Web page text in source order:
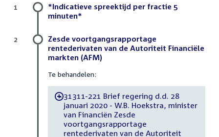
*Indicatieve spreektijd per fractie 5
minuten*
1
Zesde voortgangsrapportage
rentederivaten van de Autoriteit Financiële
markten (AFM)
Te behandelen:
-31311-221 Brief regering d.d. 28
januari 2020 - W.B. Hoekstra, minister
van Financiën Zesde
voortgangsrapportage
rentederivaten van de Autoriteit
2